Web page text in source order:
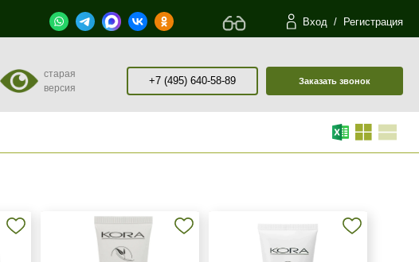
Вход / Регистрация
старая
версия
+7 (495) 640-58-89 Заказать звонок